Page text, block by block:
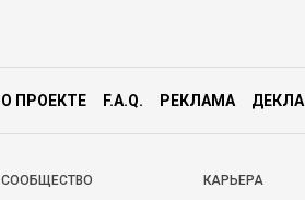
О ПРОЕКТЕ F.A.Q. РЕКЛАМА
CООБЩЕСТВО КАРЬЕРА